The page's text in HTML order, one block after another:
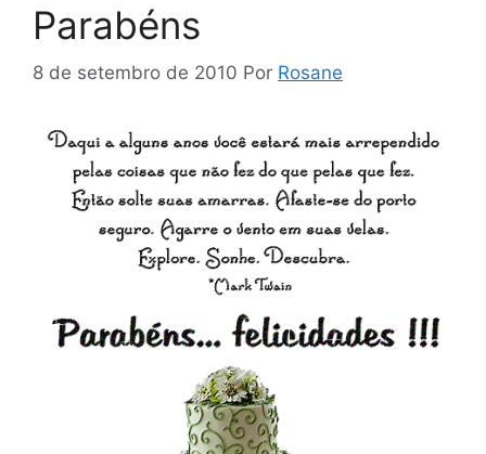
Parabéns
8 de setembro de 2010 Por Rosane